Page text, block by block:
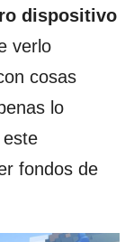
dispositivo
verlo
cosas
lo
fondos de